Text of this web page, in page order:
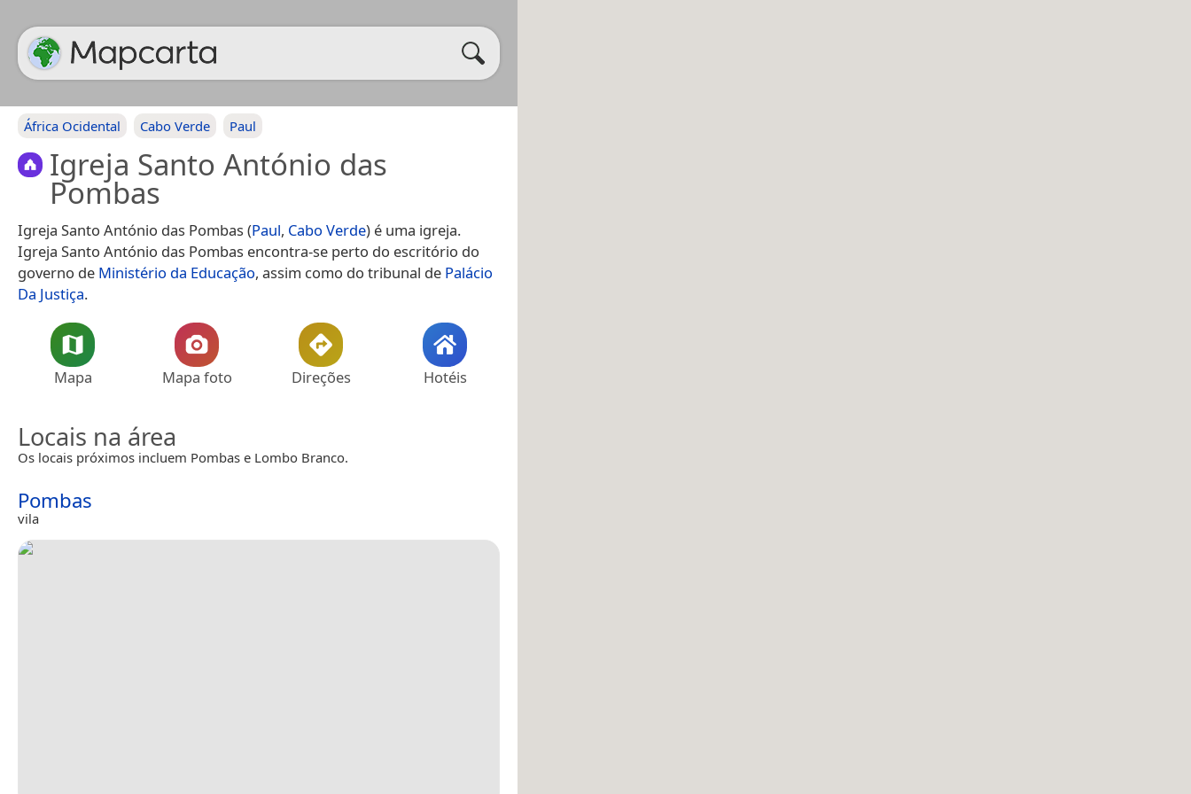
África Ocidental Cabo Verde Paul
Igreja Santo António das
Pombas
Igreja Santo António das Pombas (Paul, Cabo Verde) é uma igreja.
Igreja Santo António das Pombas encontra-se perto do escritório do
governo de Ministério da Educação, assim como do tribunal de Palácio
Da Justiça.
Mapa Mapa foto Direções Hotéis
Locais na área
Os locais próximos incluem Pombas e Lombo Branco.
Pombas
vila